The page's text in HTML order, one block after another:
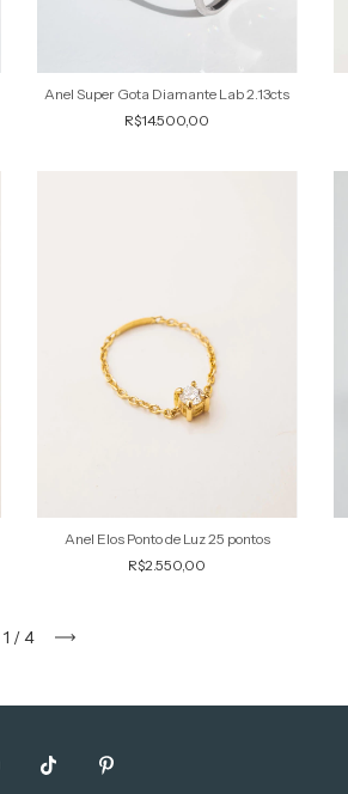
Anel Super Gota Diamante Lab 2.13cts
R$14.500,00
Anel Elos Ponto de Luz 25 pontos
R$2.550,00
1 /4